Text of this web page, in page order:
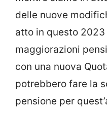
delle nuove
atto in questo
maggiorazioni
con una nuova
potrebbero fare la
pensione per